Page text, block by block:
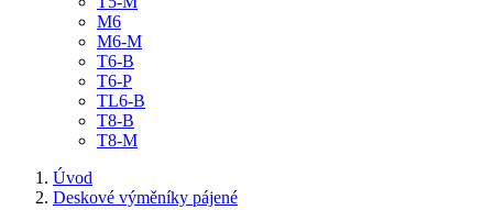
M6
M6-M
T6-B
T6-P
TL6-B
T8-B
T8-M
Úvod
Deskové výměníky pájené